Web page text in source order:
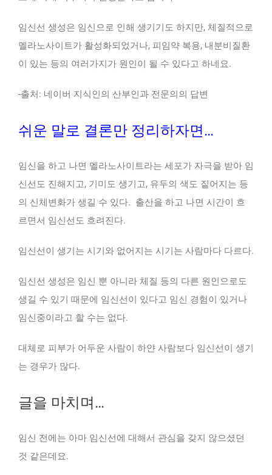
임신선 생성은 임신으로 인해 생기기도 하지만, 체질적으로
멜라노사이트가 활성화되었거나, 피임약 복용, 내분비질환
이 있는 등의 여러가지가 원인이 될 수 있다고 하네요.
-출처: 네이버 지식인의 산부인과 전문의의 답변
쉬운 말로 결론만 정리하자면…
임신을 하고 나면 멜라노사이트라는 세포가 자극을 받아 임
신선도 진해지고, 기미도 생기고, 유두의 색도 짙어지는 등
의 신체변화가 생길 수 있다. 출산을 하고 나면 시간이 흐
르면서 임신선도 흐려진다.
임신선이 생기는 시기와 없어지는 시기는 사람마다 다르다.
임신선 생성은 임신 뿐 아니라 체질 등의 다른 원인으로도
생길 수 있기 때문에 임신선이 있다고 임신 경험이 있거나
임신중이라고 할 수는 없다.
대체로 피부가 어두운 사람이 하얀 사람보다 임신선이 생기
는 경우가 많다.
글을 마치며…
임신 전에는 아마 임신선에 대해서 관심을 갖지 않으셨던
것 같은데요.